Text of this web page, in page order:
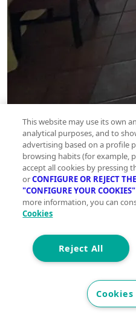
This website may use its own
analytical purposes, and to
advertising based on a profile
browsing habits (for example,
accept all cookies by pressing
orCONFIGURE OR REJECT
"CONFIGURE YOUR
more information, you can
Cookies
Reject All